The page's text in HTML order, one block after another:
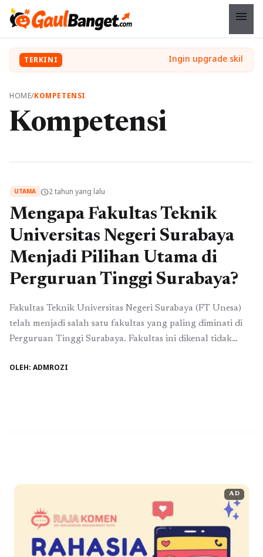
menu
TERKINI
HOME/KOMPETENSI
Kompetensi
UTAMA schedule2 tahun yang lalu
Mengapa Fakultas Teknik
Universitas Negeri Surabaya
Menjadi Pilihan Utama di
Perguruan Tinggi Surabaya?
Fakultas Teknik Universitas Negeri Surabaya (FT Unesa)
telah menjadi salah satu fakultas yang paling diminati di
Perguruan Tinggi Surabaya. Fakultas ini dikenal tidak
tetapi juga karena dedikasinya dalam mempersiapkan para
OLEH: ADMROZI
AD